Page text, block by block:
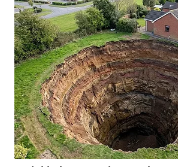
WN
INDRAMAYU
WN
KUNINGAN
WN
MAJALENGKA
WN